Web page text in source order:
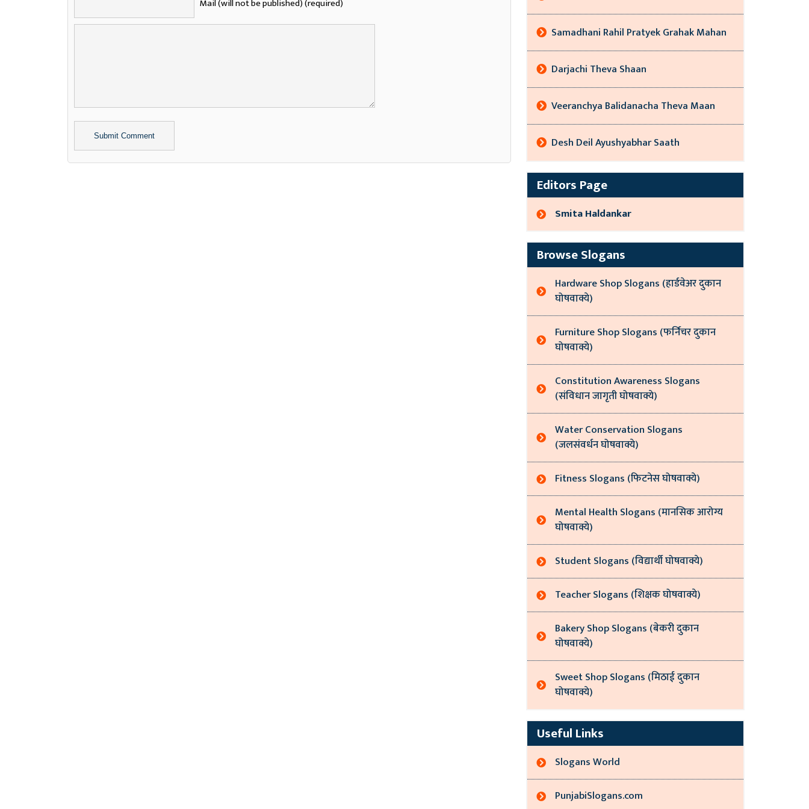
Mail (will not be published) (required)
Alternative:
Samadhani Rahil Pratyek Grahak Mahan
Darjachi Theva Shaan
Veeranchya Balidanacha Theva Maan
Desh Deil Ayushyabhar Saath
Editors Page
Smita Haldankar
Browse Slogans
Hardware Shop Slogans (हार्डवेअर दुकान
घोषवाक्ये)
Furniture Shop Slogans (फर्निचर दुकान
घोषवाक्ये)
Constitution Awareness Slogans
(संविधान जागृती घोषवाक्ये)
Water Conservation Slogans
(जलसंवर्धन घोषवाक्ये)
Fitness Slogans (फिटनेस घोषवाक्ये)
Mental Health Slogans (मानसिक आरोग्य
घोषवाक्ये)
Student Slogans (विद्यार्थी घोषवाक्ये)
Teacher Slogans (शिक्षक घोषवाक्ये)
Bakery Shop Slogans (बेकरी दुकान
घोषवाक्ये)
Sweet Shop Slogans (मिठाई दुकान
घोषवाक्ये)
Useful Links
Slogans World
PunjabiSlogans.com